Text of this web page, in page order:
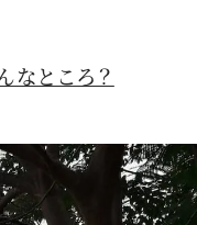
なところ？